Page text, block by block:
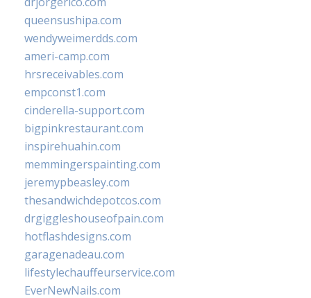
queensushipa.com
wendyweimerdds.com
ameri-camp.com
hrsreceivables.com
empconst1.com
cinderella-support.com
bigpinkrestaurant.com
inspirehuahin.com
memmingerspainting.com
jeremypbeasley.com
thesandwichdepotcos.com
drgiggleshouseofpain.com
hotflashdesigns.com
garagenadeau.com
lifestylechauffeurservice.com
EverNewNails.com